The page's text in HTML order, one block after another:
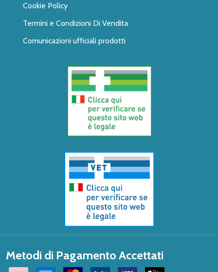
Cookie Policy
Termini e Condizioni Di Vendita
Comunicazioni ufficiali prodotti
Metodi di Pagamento Accettati